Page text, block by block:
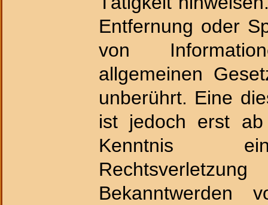
Entfernung oder
von
allgemeinen
unberührt. Eine
ist jedoch erst
Kenntnis
Bekanntwerden